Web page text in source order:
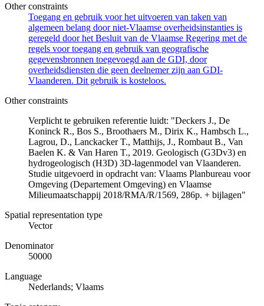
Other constraints
Toegang en gebruik voor het uitvoeren van taken van
algemeen belang door niet-Vlaamse overheidsinstanties is
geregeld door het Besluit van de Vlaamse Regering met de
regels voor toegang en gebruik van geografische
gegevensbronnen toegevoegd aan de GDI, door
overheidsdiensten die geen deelnemer zijn aan GDI-
Vlaanderen. Dit gebruik is kosteloos.
Other constraints
Verplicht te gebruiken referentie luidt: "Deckers J., De
Koninck R., Bos S., Broothaers M., Dirix K., Hambsch L.,
Lagrou, D., Lanckacker T., Matthijs, J., Rombaut B., Van
Baelen K. & Van Haren T., 2019. Geologisch (G3Dv3) en
hydrogeologisch (H3D) 3D-lagenmodel van Vlaanderen.
Studie uitgevoerd in opdracht van: Vlaams Planbureau voor
Omgeving (Departement Omgeving) en Vlaamse
Milieumaatschappij 2018/RMA/R/1569, 286p. + bijlagen"
Spatial representation type
Vector
Denominator
50000
Language
Nederlands; Vlaams